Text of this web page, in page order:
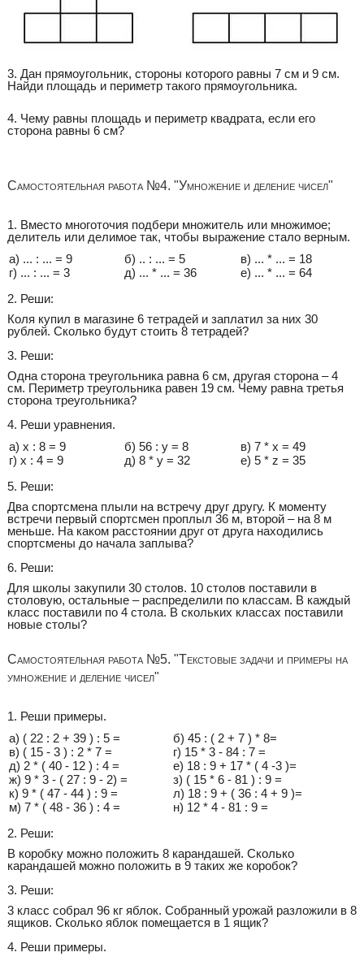
3. Дан прямоугольник, стороны которого равны 7 см и 9 см.
Найди площадь и периметр такого прямоугольника.
4. Чему равны площадь и периметр квадрата, если его
сторона равны 6 см?
Самостоятельная работа №4. "Умножение и деление чисел"
1. Вместо многоточия подбери множитель или множимое;
делитель или делимое так, чтобы выражение стало верным.
а) ... : ... = 9
б) .. : ... = 5
в) ... * ... = 18
г) ... : ... = 3
д) ... * ... = 36
е) ... * ... = 64
2. Реши:
Коля купил в магазине 6 тетрадей и заплатил за них 30
рублей. Сколько будут стоить 8 тетрадей?
3. Реши:
Одна сторона треугольника равна 6 см, другая сторона – 4
см. Периметр треугольника равен 19 см. Чему равна третья
сторона треугольника?
4. Реши уравнения.
а) х : 8 = 9
б) 56 : y = 8
в) 7 * x = 49
г) x : 4 = 9
д) 8 * y = 32
е) 5 * z = 35
5. Реши:
Два спортсмена плыли на встречу друг другу. К моменту
встречи первый спортсмен проплыл 36 м, второй – на 8 м
меньше. На каком расстоянии друг от друга находились
спортсмены до начала заплыва?
6. Реши:
Для школы закупили 30 столов. 10 столов поставили в
столовую, остальные – распределили по классам. В каждый
класс поставили по 4 стола. В скольких классах поставили
новые столы?
Самостоятельная работа №5. "Текстовые задачи и примеры на
умножение и деление чисел"
1. Реши примеры.
а) ( 22 : 2 + 39 ) : 5 =
б) 45 : ( 2 + 7 ) * 8=
в) ( 15 - 3 ) : 2 * 7 =
г) 15 * 3 - 84 : 7 =
д) 2 * ( 40 - 12 ) : 4 =
е) 18 : 9 + 17 * ( 4 -3 )=
ж) 9 * 3 - ( 27 : 9 - 2) =
з) ( 15 * 6 - 81 ) : 9 =
к) 9 * ( 47 - 44 ) : 9 =
л) 18 : 9 + ( 36 : 4 + 9 )=
м) 7 * ( 48 - 36 ) : 4 =
н) 12 * 4 - 81 : 9 =
2. Реши:
В коробку можно положить 8 карандашей. Сколько
карандашей можно положить в 9 таких же коробок?
3. Реши:
3 класс собрал 96 кг яблок. Собранный урожай разложили в 8
ящиков. Сколько яблок помещается в 1 ящик?
4. Реши примеры.